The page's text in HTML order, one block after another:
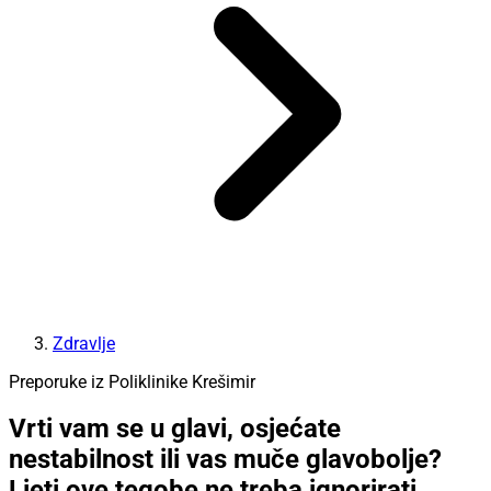
Zdravlje
Preporuke iz Poliklinike Krešimir
Vrti vam se u glavi, osjećate
nestabilnost ili vas muče glavobolje?